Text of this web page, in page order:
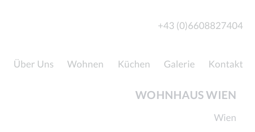
+43 (0)6608827404
Über Uns Wohnen Küchen Galerie Kontakt
WOHNHAUS WIEN
Wien